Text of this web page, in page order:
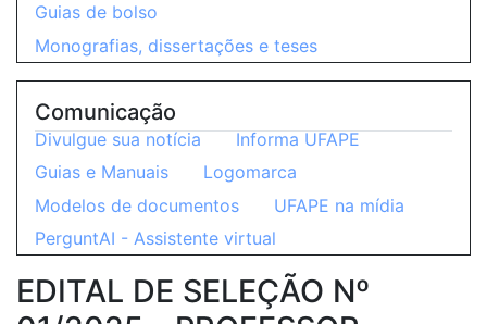
EDITAL DE SELEÇÃO Nº
Guias de bolso
Monografias, dissertações e teses
Comunicação
Divulgue sua notícia
Informa UFAPE
Guias e Manuais
Logomarca
Modelos de documentos
UFAPE na mídia
PerguntAI - Assistente virtual